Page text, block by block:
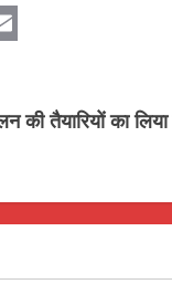
की तैयारियों का